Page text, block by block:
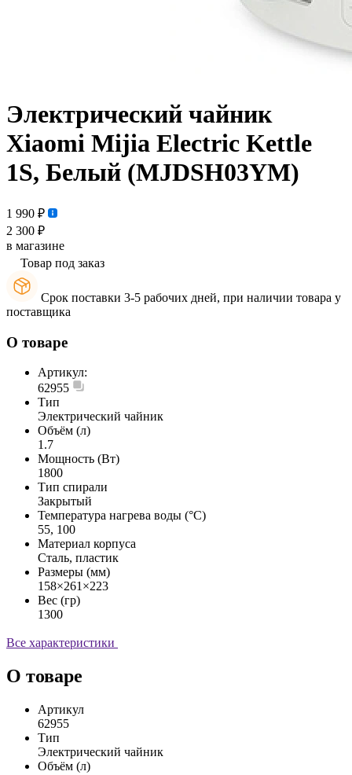
Электрический чайник
Xiaomi Mijia Electric Kettle
1S, Белый (MJDSH03YM)
1 990 ₽
2 300 ₽
в магазине
Товар под заказ
Срок поставки 3-5 рабочих дней, при наличии товара у
поставщика
О товаре
Артикул:
62955
Тип
Электрический чайник
Объём (л)
1.7
Мощность (Вт)
1800
Тип спирали
Закрытый
Температура нагрева воды (°C)
55, 100
Материал корпуса
Сталь, пластик
Размеры (мм)
158×261×223
Вес (гр)
1300
Все характеристики
О товаре
Артикул
62955
Тип
Электрический чайник
Объём (л)